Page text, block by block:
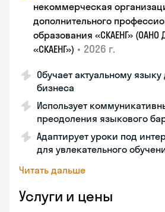
некоммерческая
дополнительного
образования «СКАЕНГ» (ОАНО
«СКАЕНГ») • 2026 г.
Обучает актуальному
бизнеса
Использует
преодоления языкового
Адаптирует уроки под
для увлекательного
Читать дальше
Услуги и цены